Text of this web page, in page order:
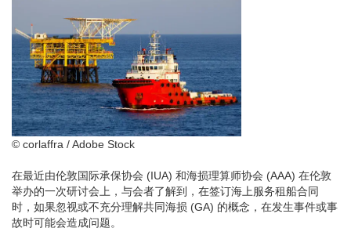
© corlaffra / Adobe Stock
在最近由伦敦国际承保协会 (IUA) 和海损理算师协会 (AAA) 在伦敦
举办的一次研讨会上，与会者了解到，在签订海上服务租船合同
时，如果忽视或不充分理解共同海损 (GA) 的概念，在发生事件或事
故时可能会造成问题。